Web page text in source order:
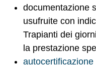
documentazione
usufruite con
Trapianti dei
la prestazione